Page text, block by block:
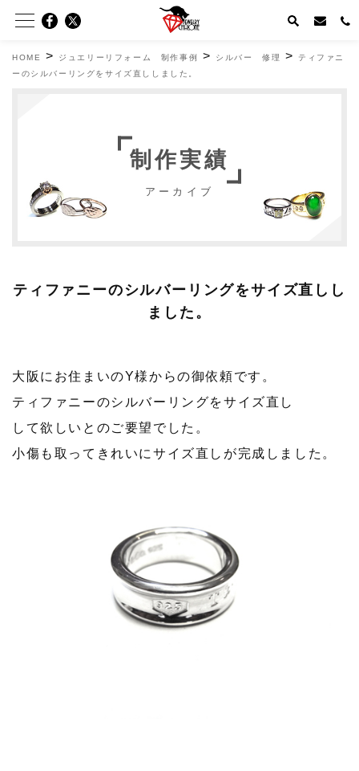
HOME > ジュエリーリフォーム 制作事例 > シルバー 修理 >
ティファニ
ーのシルバーリングをサイズ直ししました。
制作実績
アーカイブ
ティファニーのシルバーリングをサイズ直しし
ました。
大阪にお住まいのY様からの御依頼です。
ティファニーのシルバーリングをサイズ直し
して欲しいとのご要望でした。
小傷も取ってきれいにサイズ直しが完成しました。